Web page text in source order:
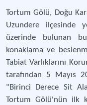
Tortum Gölü, Doğu
Uzundere ilçesinde
üzerinde bulunan
konaklama ve
Tabiat Varlıklarını
tarafından 5 Mayıs
"Birinci Derece Sit
Tortum Gölü'nün ilk